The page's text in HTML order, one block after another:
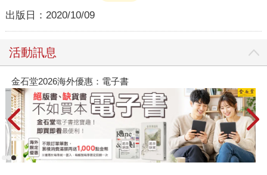
出版日： 2020/10/09
活動訊息
金石堂2026海外優惠：電子書